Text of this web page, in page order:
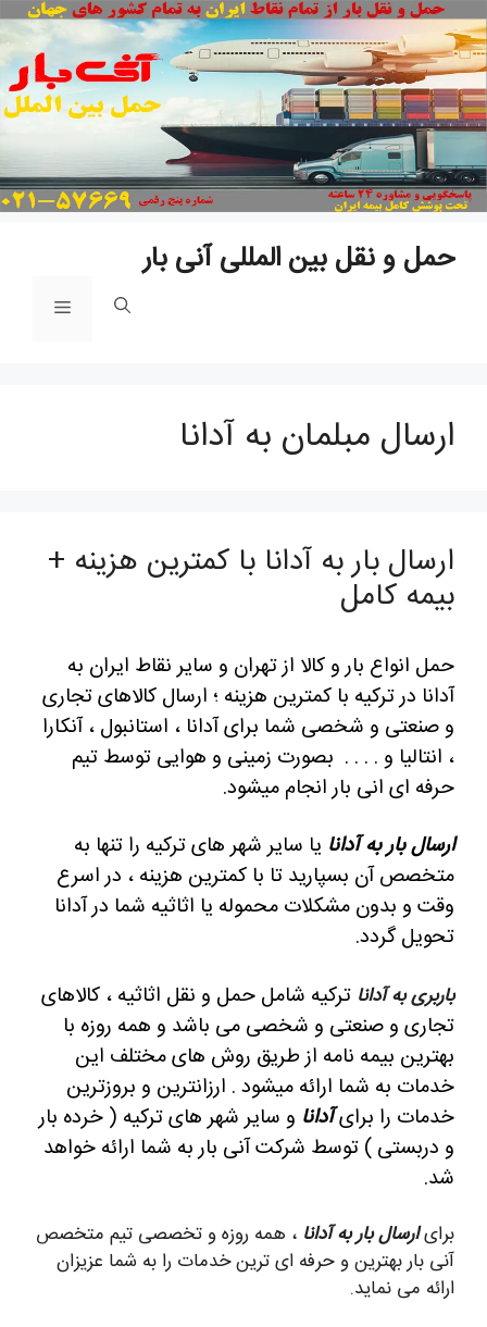
حمل و نقل بین المللی آنی بار
فهرست
ارسال مبلمان به آدانا
ارسال بار به آدانا با کمترین هزینه +
بیمه کامل
حمل انواع بار و کالا از تهران و سایر نقاط ایران به
آدانا در ترکیه با کمترین هزینه ؛ ارسال کالاهای تجاری
و صنعتی و شخصی شما برای آدانا ، استانبول ، آنکارا
، انتالیا و . . . . بصورت زمینی و هوایی توسط تیم
حرفه ای انی بار انجام میشود.
ارسال بار به آدانا یا سایر شهر های ترکیه را تنها به
متخصص آن بسپارید تا با کمترین هزینه ، در اسرع
وقت و بدون مشکلات محموله یا اثاثیه شما در آدانا
تحویل گردد.
باربری به آدانا ترکیه شامل حمل و نقل اثاثیه ، کالاهای
تجاری و صنعتی و شخصی می باشد و همه روزه با
بهترین بیمه نامه از طریق روش های مختلف این
خدمات به شما ارائه میشود . ارزانترین و بروزترین
خدمات را برایآدانا و سایر شهر های ترکیه ( خرده بار
و دربستی ) توسط شرکت آنی بار به شما ارائه خواهد
شد.
برایارسال بار به آدانا ، همه روزه و تخصصی تیم متخصص
آنی بار بهترین و حرفه ای ترین خدمات را به شما عزیزان
ارائه می نماید.